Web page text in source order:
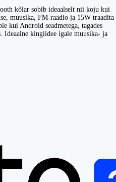
kõlar sobib ideaalselt nii koju kui
muusika, FM-raadio ja 15W traadita
kui Android seadmetega, tagades
Ideaalne kingiidee igale muusika- ja